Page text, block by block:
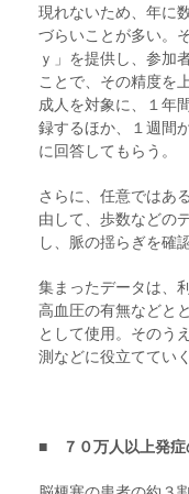
現れないため、年に
づらいことが多い。
ｙ」を提供し、参加
ことで、その精度を
成人を対象に、１年
録するほか、１週間
に回答してもらう。
さらに、任意ではあ
由して、歩数などの
し、脈の揺らぎを確
集まったデータは、
高血圧の有無などと
として使用。そのう
測などに役立ててい
■ ７０万人以上発症